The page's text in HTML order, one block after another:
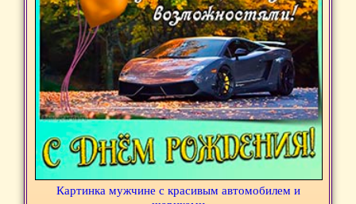
Картинка мужчине с красивым автомобилем и